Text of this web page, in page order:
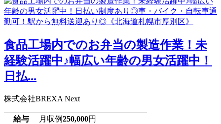
食品工場内でのお弁当の製造作業！未
経験活躍中♪幅広い年齢の男女活躍中！
日払...
株式会社BREXA Next
給与 月収例250,000円